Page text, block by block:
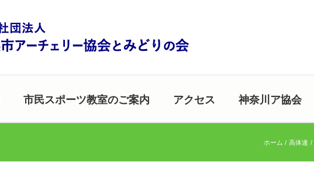
市民スポーツ教室のご案内 アクセス 神奈川ア協会
ホーム 高体連